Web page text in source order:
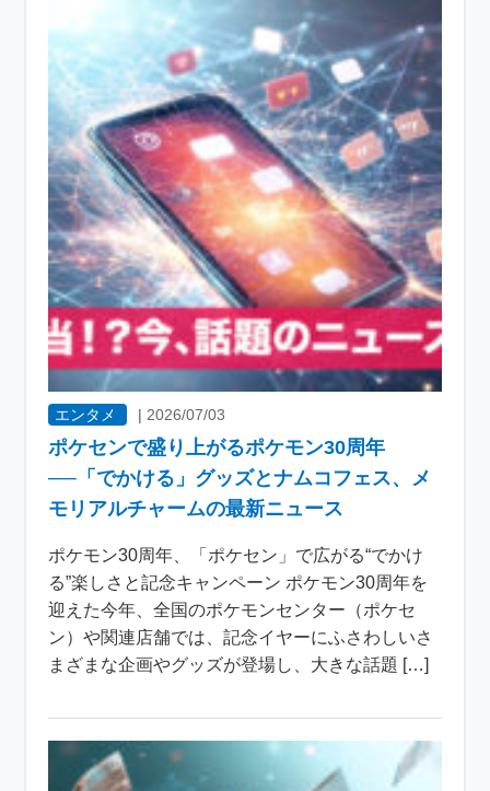
エンタメ | 2026/07/03
ポケセンで盛り上がるポケモン30周年
──「でかける」グッズとナムコフェス、メ
モリアルチャームの最新ニュース
ポケモン30周年、「ポケセン」で広がる“でかけ
る”楽しさと記念キャンペーン ポケモン30周年を
迎えた今年、全国のポケモンセンター（ポケセ
ン）や関連店舗では、記念イヤーにふさわしいさ
まざまな企画やグッズが登場し、大きな話題 […]